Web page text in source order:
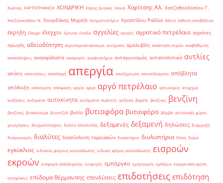
Κώστας ΧΑΡΤΟΓΡΑΦΗΣΗ ΧΟΝΔΡΙΚΗ Χάρης Δούκας Χανιά Χαρίτσης Αλ. Χατζηθεοδοσίου Γ.
Χατζηνικολάου Ν. Χουρδάκης Μιχαήλ Χρηματιστήριο Χρηστίδου Ραλλία άδεια έκθεση αποβλήτων
έκρηξη έλεγχο έλεγχοι έρευνα έσοδα αγγελίες αγορές αγροτικό πετρέλαιο αγρότες
αγωγός αδειοδότηση αεροπορικά καύσιμα αιτήματα αμόλυβδη ανάκτηση ατμών αναβάθμιση
ανακαλύψεις ανασφάλιστα αναφορές αναψυκτήρια ανταγωνισμός ανταποδοτικά αντλίες
απάτη απαιτήσεις απαλλαγή απεργία αποζημίωση αποτελέσματα απόβλητα
απόδειξη απόσυρση απόφαση αργία αργό αργό πετρέλαιο αστυνομία ατύχημα
αυξήσεις αυξημένα αυτοκίνητα αυτόματοι πωλητές αύξηση βαρέλι βενζίνες βενζίνη
βενζίνης βιοκαύσιμα βιοντίζελ βυτίο βυτιοφόρα βυτιοφόρο βόμβα γειτονικές χώρες
γεωτρήσεις δειγματοληψίες δελτίο αποστολής δεξαμενές δεξαμενή δηλώσεις διάρρηξη
διαγωνισμός διαλύτες διασύνδεση ταμειακών δικαστήριο διυλιστήρια δόση δώρα
εγκύκλιος ειδικούς φόρους κατανάλωσης ειδικός φόρος κατανάλωσης εισροών
εκροών εισφορά αλληλεγγύης εισφορές εμπάργκο εμπρησμός εμπόριο ενεργειακή κρίση
ενισχύσεις επίδομα θέρμανσης επενδύσεις επιδοτήσεις επιδότηση